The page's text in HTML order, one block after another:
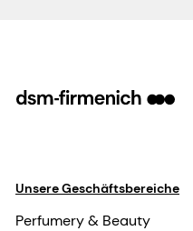
Unsere Geschäftsbereiche
Perfumery & Beauty